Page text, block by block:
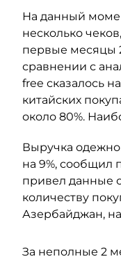
На данный
несколько
первые месяцы
сравнении с
free сказалось
китайских
около 80%.
Выручка
на 9%, сообщил
привел данные
количеству
Азербайджан,
За неполные 2